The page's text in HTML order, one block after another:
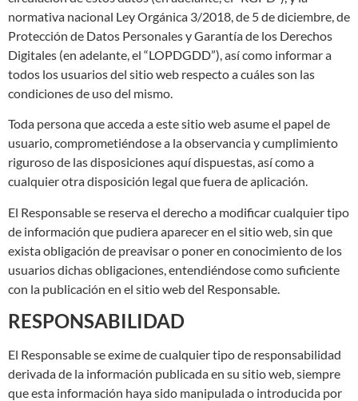
normativa nacional Ley Orgánica 3/2018, de 5 de diciembre, de
Protección de Datos Personales y Garantía de los Derechos
Digitales (en adelante, el “LOPDGDD”), así como informar a
todos los usuarios del sitio web respecto a cuáles son las
condiciones de uso del mismo.
Toda persona que acceda a este sitio web asume el papel de
usuario, comprometiéndose a la observancia y cumplimiento
riguroso de las disposiciones aquí dispuestas, así como a
cualquier otra disposición legal que fuera de aplicación.
El Responsable se reserva el derecho a modificar cualquier tipo
de información que pudiera aparecer en el sitio web, sin que
exista obligación de preavisar o poner en conocimiento de los
usuarios dichas obligaciones, entendiéndose como suficiente
con la publicación en el sitio web del Responsable.
RESPONSABILIDAD
El Responsable se exime de cualquier tipo de responsabilidad
derivada de la información publicada en su sitio web, siempre
que esta información haya sido manipulada o introducida por